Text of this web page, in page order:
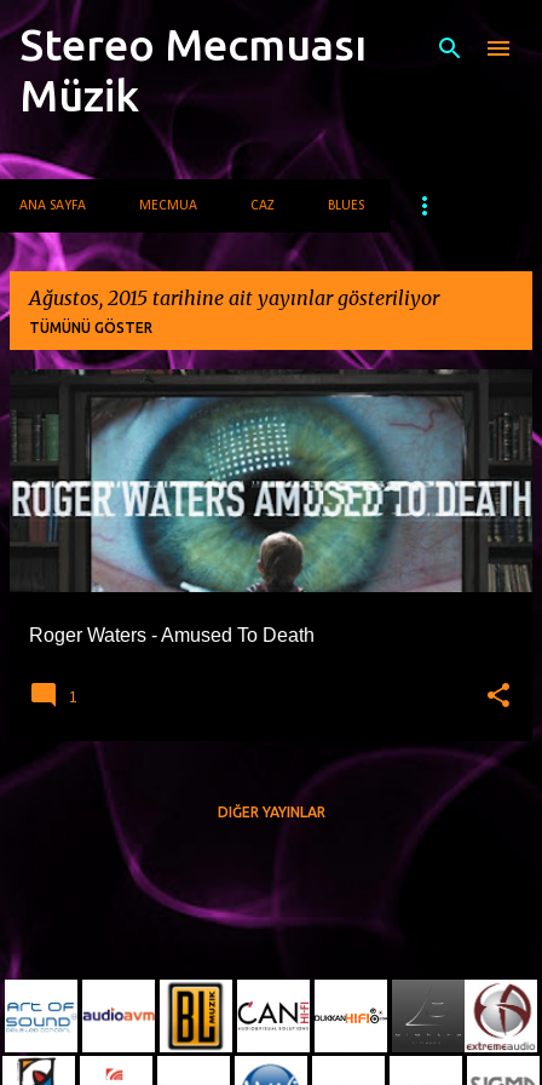
Stereo Mecmuası
Müzik
ANA SAYFA MECMUA CAZ BLUES
Ağustos, 2015 tarihine ait yayınlar gösteriliyor
TÜMÜNÜ GÖSTER
K
a
y
ı
t
Roger Waters - Amused To Death
1
DIĞER YAYINLAR